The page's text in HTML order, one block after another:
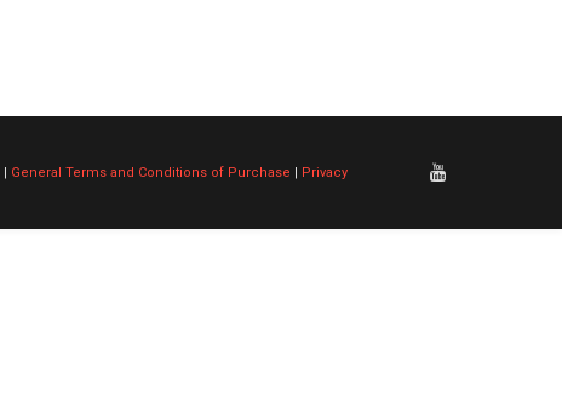
| General Terms and Conditions of Purchase | Privacy